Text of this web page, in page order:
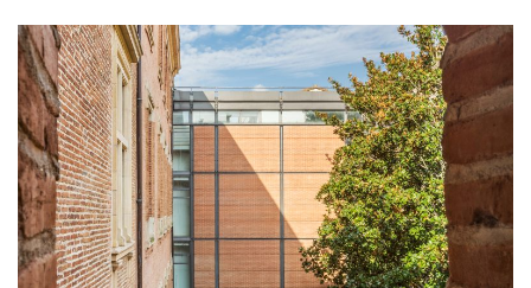
culture équipement